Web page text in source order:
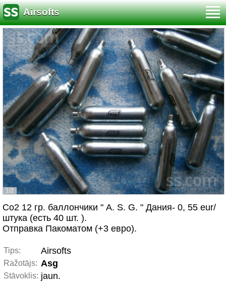
Airsofts
1/2
Co2 12 гр. баллончики " A. S. G. " Дания- 0, 55 eur/
штука (есть 40 шт. ).
Отправка Пакоматом (+3 евро).
Tips: Airsofts
Ražotājs: Asg
Stāvoklis: jaun.